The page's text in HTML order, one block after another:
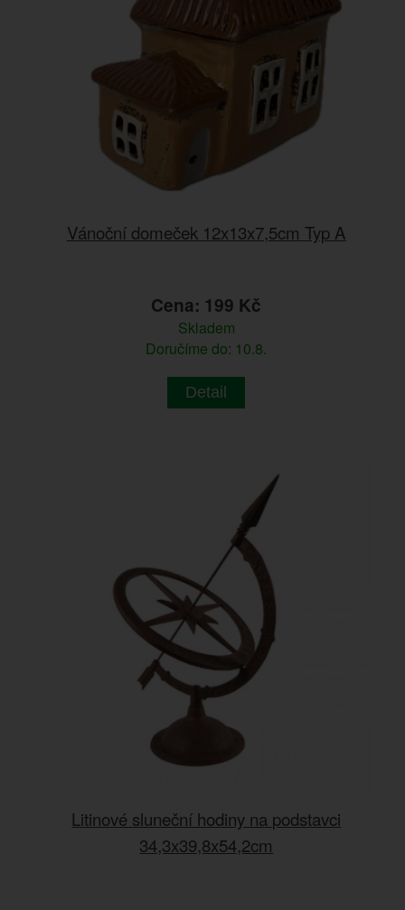
Vánoční domeček 12x13x7,5cm Typ A
Cena: 199 Kč
Skladem
Doručíme do: 10.8.
Detail
Litinové sluneční hodiny na podstavci
34,3x39,8x54,2cm